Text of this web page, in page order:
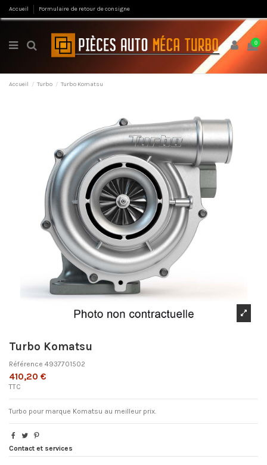
Accueil Formulaire de retour de consigne
0
Accueil Turbo Turbo Komatsu
Turbo Komatsu
Référence 4937701502
410,20 €
TTC
Turbo pour marque Komatsu au meilleur prix.
Contact et services